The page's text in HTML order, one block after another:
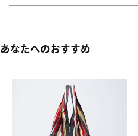
あなたへのおすすめ